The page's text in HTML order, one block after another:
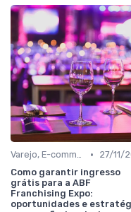
Varejo, E-commerce, Serviços e Franquias •
27/11/
Como garantir ingresso
grátis para a ABF
Franchising Expo:
oportunidades e